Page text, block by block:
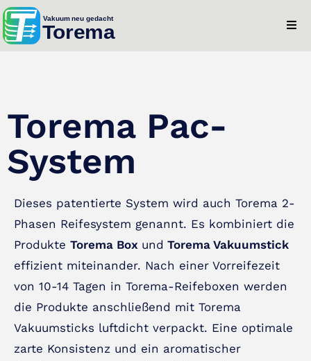
Torema Pac-
System
Dieses patentierte System wird auch Torema 2-
Phasen Reifesystem genannt. Es kombiniert die
Produkte Torema Box und Torema Vakuumstick
effizient miteinander. Nach einer Vorreifezeit
von 10-14 Tagen in Torema-Reifeboxen werden
die Produkte anschließend mit Torema
Vakuumsticks luftdicht verpackt. Eine optimale
zarte Konsistenz und ein aromatischer